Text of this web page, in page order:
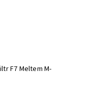
F7 Meltem M-